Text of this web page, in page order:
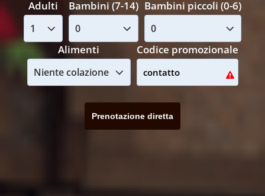
Adulti Bambini (7-14) Bambini piccoli (0-6)
Alimenti Codice promozionale